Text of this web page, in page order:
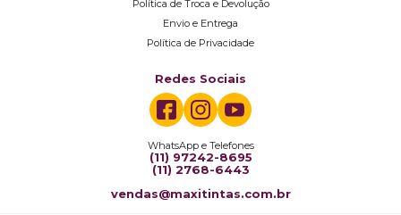
Política de Troca e Devolução
Envio e Entrega
Política de Privacidade
Redes Sociais
WhatsApp e Telefones
(11) 97242-8695
(11) 2768-6443
vendas@maxitintas.com.br